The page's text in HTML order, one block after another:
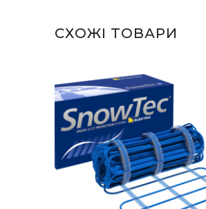
СХОЖІ ТОВАРИ